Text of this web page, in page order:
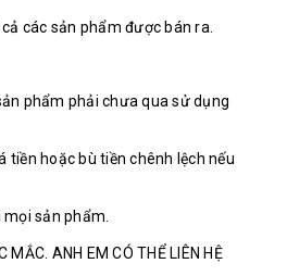
các sản phẩm được bán ra.
phẩm phải chưa qua sử dụng
tiền hoặc bù tiền chênh lệch nếu
sản phẩm.
ANH EM CÓ THỂ LIÊN HỆ